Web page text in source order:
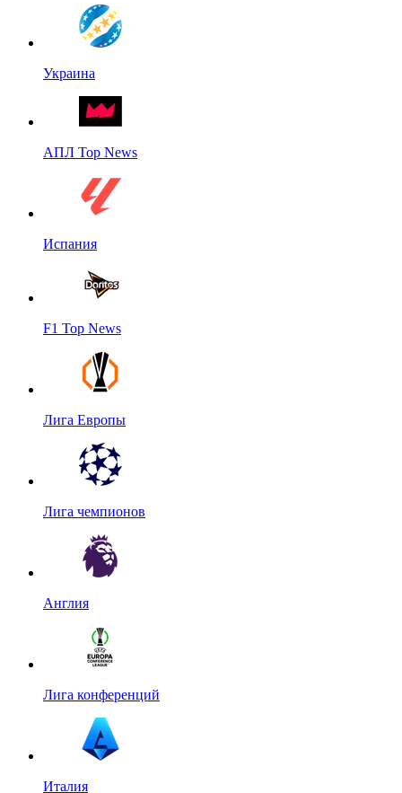
Украина
АПЛ Top News
Испания
F1 Top News
Лига Европы
Лига чемпионов
Англия
Лига конференций
Италия